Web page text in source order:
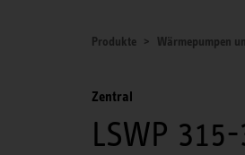
Produkte Wärmepumpen
Zentral
LSWP